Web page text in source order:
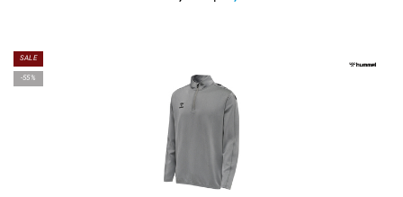
SALE
-55%